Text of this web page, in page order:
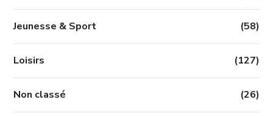
Jeunesse & Sport (58)
Loisirs (127)
Non classé (26)